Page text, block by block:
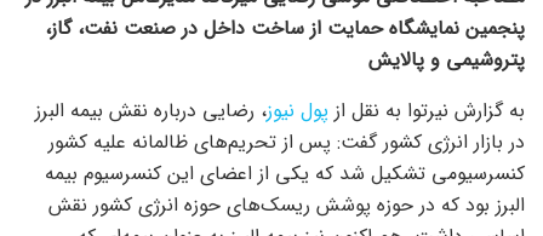
پنجمین نمایشگاه حمایت از ساخت داخل در صنعت نفت، گاز،
پتروشیمی و پالایش
به گزارش نیرتوا به نقل از پول نیوز، رضایی درباره نقش بیمه البرز
در بازار انرژی کشور گفت: پس از تحریم‌های ظالمانه‌ علیه کشور
کنسرسیومی تشکیل شد که یکی از اعضای این کنسرسیوم بیمه
البرز بود که در حوزه پوشش ریسک‌های حوزه انرژی کشور نقش